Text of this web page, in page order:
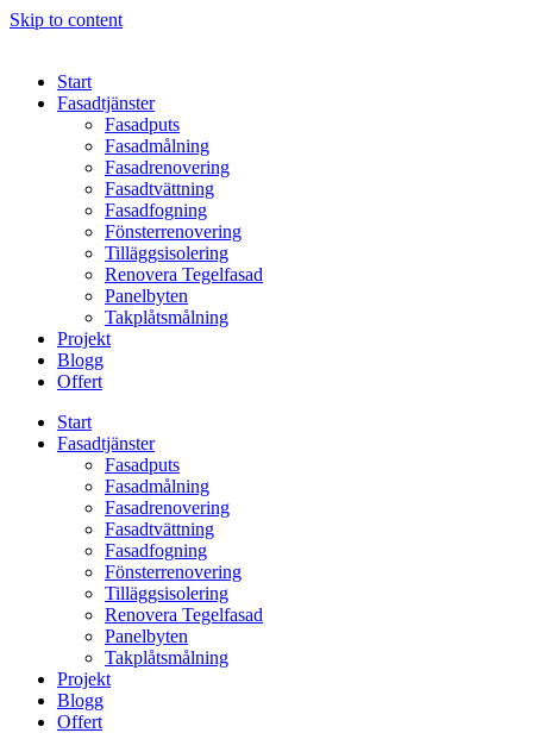
Skip to content
Start
Fasadtjänster
Fasadputs
Fasadmålning
Fasadrenovering
Fasadtvättning
Fasadfogning
Fönsterrenovering
Tilläggsisolering
Renovera Tegelfasad
Panelbyten
Takplåtsmålning
Projekt
Blogg
Offert
Start
Fasadtjänster
Fasadputs
Fasadmålning
Fasadrenovering
Fasadtvättning
Fasadfogning
Fönsterrenovering
Tilläggsisolering
Renovera Tegelfasad
Panelbyten
Takplåtsmålning
Projekt
Blogg
Offert